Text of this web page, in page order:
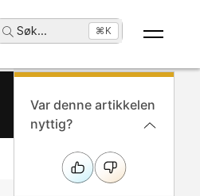
Søk... ⌘K
Var denne artikkelen
nyttig?